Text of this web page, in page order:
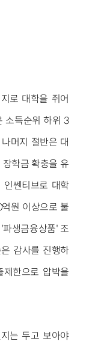
로 대학을 쥐어
소득순위 하위 3
머지 절반은 대
학금 확충을 유
인쎈티브로 대학
원 이상으로 불
파생금융상품' 조
감사를 진행하
한으로 압박을
는 두고 보아야